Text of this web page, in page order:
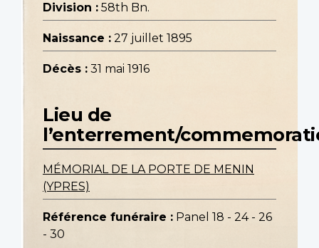
Division : 58th Bn.
Naissance : 27 juillet 1895
Décès : 31 mai 1916
Lieu de
l’enterrement/
MÉMORIAL DE LA PORTE DE MENIN
(YPRES)
Référence funéraire : Panel 18 - 24 - 26
- 30